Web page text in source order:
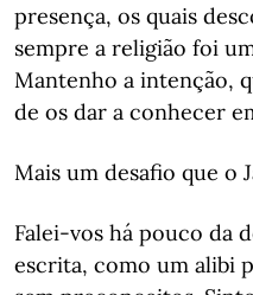
presença, os quais
sempre a religião foi
Mantenho a intenção,
de os dar a conhecer
Mais um desafio que o
Falei-vos há pouco da
escrita, como um alibi